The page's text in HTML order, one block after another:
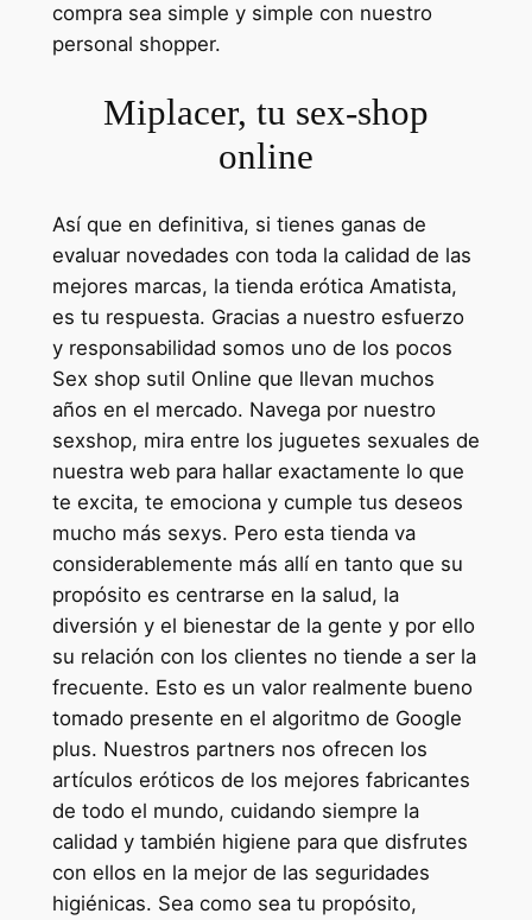
compra sea simple y simple con nuestro
personal shopper.
Miplacer, tu sex-shop
online
Así que en definitiva, si tienes ganas de
evaluar novedades con toda la calidad de las
mejores marcas, la tienda erótica Amatista,
es tu respuesta. Gracias a nuestro esfuerzo
y responsabilidad somos uno de los pocos
Sex shop sutil Online que llevan muchos
años en el mercado. Navega por nuestro
sexshop, mira entre los juguetes sexuales de
nuestra web para hallar exactamente lo que
te excita, te emociona y cumple tus deseos
mucho más sexys. Pero esta tienda va
considerablemente más allí en tanto que su
propósito es centrarse en la salud, la
diversión y el bienestar de la gente y por ello
su relación con los clientes no tiende a ser la
frecuente. Esto es un valor realmente bueno
tomado presente en el algoritmo de Google
plus. Nuestros partners nos ofrecen los
artículos eróticos de los mejores fabricantes
de todo el mundo, cuidando siempre la
calidad y también higiene para que disfrutes
con ellos en la mejor de las seguridades
higiénicas. Sea como sea tu propósito,